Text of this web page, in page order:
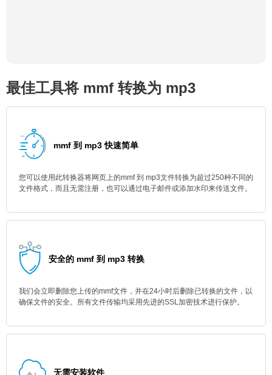
最佳工具将 mmf 转换为 mp3
mmf 到 mp3 快速简单
您可以使用此转换器将网页上的mmf 到 mp3文件转换为超过250种不同的
文件格式，而且无需注册，也可以通过电子邮件或添加水印来传送文件。
安全的 mmf 到 mp3 转换
我们会立即删除您上传的mmf文件，并在24小时后删除已转换的文件，以
确保文件的安全。所有文件传输均采用先进的SSL加密技术进行保护。
无需安装软件